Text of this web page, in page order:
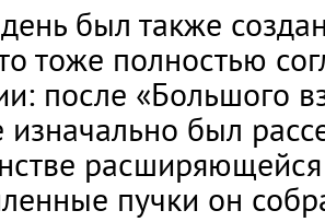
был также
тоже полностью
после «Большого
изначально был
пучки он